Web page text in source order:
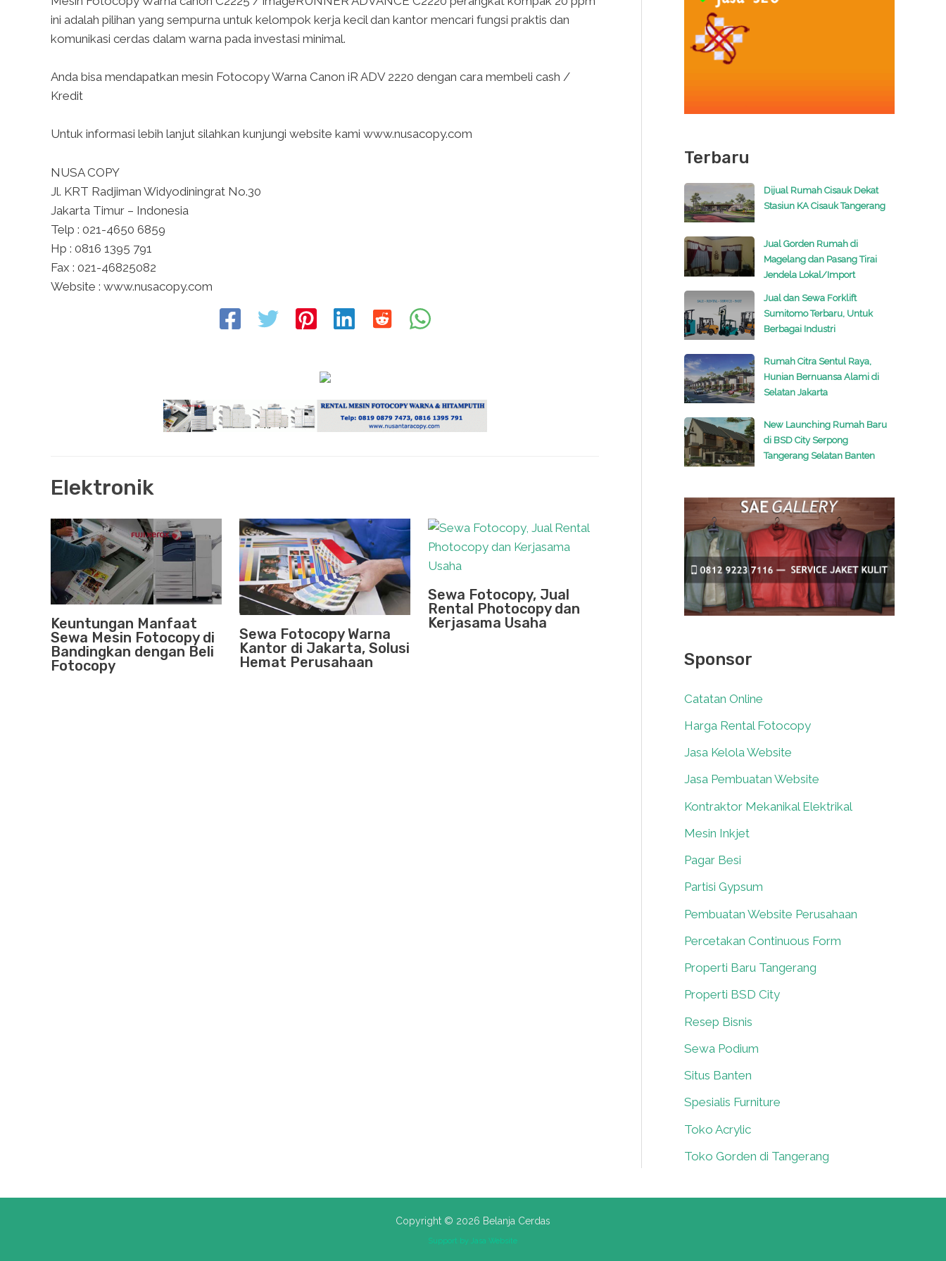
ini adalah pilihan yang sempurna untuk kelompok kerja kecil dan kantor mencari fungsi praktis dan
komunikasi cerdas dalam warna pada investasi minimal.
Anda bisa mendapatkan mesin Fotocopy Warna Canon iR ADV 2220 dengan cara membeli cash /
Kredit
Untuk informasi lebih lanjut silahkan kunjungi website kami www.nusacopy.com
NUSA COPY
Jl. KRT Radjiman Widyodiningrat No.30
Jakarta Timur – Indonesia
Telp : 021-4650 6859
Hp : 0816 1395 791
Fax : 021-46825082
Website : www.nusacopy.com
Elektronik
Keuntungan Manfaat
Sewa Mesin Fotocopy di
Bandingkan dengan Beli
Fotocopy
Sewa Fotocopy Warna
Kantor di Jakarta, Solusi
Hemat Perusahaan
Sewa Fotocopy, Jual
Rental Photocopy dan
Kerjasama Usaha
Terbaru
Dijual Rumah Cisauk Dekat
Stasiun KA Cisauk Tangerang
Jual Gorden Rumah di
Magelang dan Pasang Tirai
Jendela Lokal/Import
Jual dan Sewa Forklift
Sumitomo Terbaru, Untuk
Berbagai Industri
Rumah Citra Sentul Raya,
Hunian Bernuansa Alami di
Selatan Jakarta
New Launching Rumah Baru
di BSD City Serpong
Tangerang Selatan Banten
Sponsor
Catatan Online
Harga Rental Fotocopy
Jasa Kelola Website
Jasa Pembuatan Website
Kontraktor Mekanikal Elektrikal
Mesin Inkjet
Pagar Besi
Partisi Gypsum
Pembuatan Website Perusahaan
Percetakan Continuous Form
Properti Baru Tangerang
Properti BSD City
Resep Bisnis
Sewa Podium
Situs Banten
Spesialis Furniture
Toko Acrylic
Toko Gorden di Tangerang
Copyright © 2026 Belanja Cerdas
Support by Jasa Website